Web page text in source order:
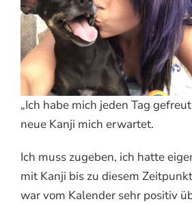
„Ich habe mich jeden Tag
neue Kanji mich erwartet.
Ich muss zugeben, ich hatte
mit Kanji bis zu diesem
war vom Kalender sehr positiv